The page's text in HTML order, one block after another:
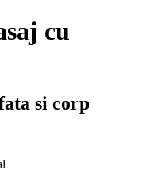
cu
si corp